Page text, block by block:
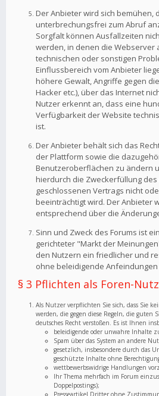
Der Anbieter wird sich bemühen,
unterbrechungsfrei zum Abruf
Sorgfalt können Ausfallzeiten
werden, in denen die Webserver
technischen oder sonstigen
Einflussbereich vom Anbieter
höhere Gewalt, Angriffe gegen
Hacker etc.), über das Internet
Nutzer erkennt an, dass eine
Verfügbarkeit der Website
ist.
Der Anbieter behält sich das
der Plattform sowie die
Benutzeroberflächen zu ändern
hierdurch die Zweckerfüllung des
geschlossenen Vertrags nicht
beeinträchtigt wird. Der Anbieter
entsprechend über die
Sinn und Zweck des Forums ist
gerichteter "Markt der
den Nutzern ein friedlicher und
ohne beleidigende
§ 3 Pflichten als Foren-
Als Nutzer verpflichten Sie sich, dass Sie
werden, die gegen diese Regeln, die guten
deutsches Recht verstoßen. Es ist Ihnen
beleidigende oder unwahre Inhalte
Spam über das System an andere
gesetzlich, insbesondere durch das
geschützte Inhalte ohne
wettbewerbswidrige Handlungen
Ihr Thema mehrfach im Forum
Doppelpostings);
Presseartikel Dritter ohne